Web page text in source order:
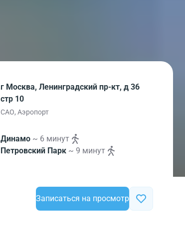
г Москва, Ленинградский пр-кт, д 36
стр 10
САО, Аэропорт
Динамо ~ 6 минут
Петровский Парк ~ 9 минут
Записаться на просмотр